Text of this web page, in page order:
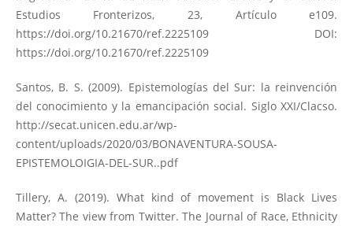
Estudios Fronterizos, 23, Artículo e109.
https://doi.org/10.21670/ref.2225109DOI:
https://doi.org/10.21670/ref.2225109
Santos, B. S. (2009). Epistemologías del Sur: la reinvención
del conocimiento y la emancipación social. Siglo XXI/Clacso.
http://secat.unicen.edu.ar/wp-
content/uploads/2020/03/BONAVENTURA-SOUSA-
EPISTEMOLOIGIA-DEL-SUR..pdf
Tillery, A. (2019). What kind of movement is Black Lives
Matter? The view from Twitter. The Journal of Race, Ethnicity